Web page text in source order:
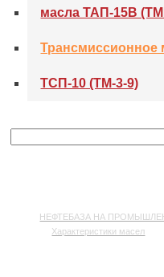
масла ТАП-15В (ТМ
Трансмиссионное
ТСП-10 (ТМ-3-9)
НЕФТЕБАЗА НА
Характеристики масел